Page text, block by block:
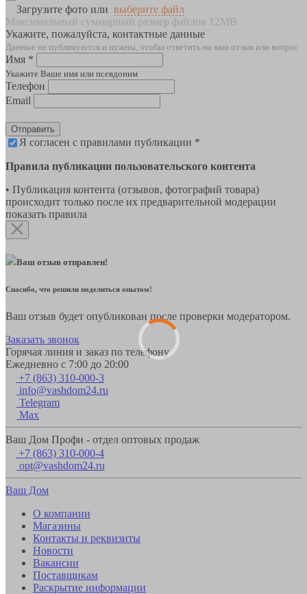
Загрузите фото или выберите файл
Максимальный суммарный размер файлов 12MB
Укажите, пожалуйста, контактные данные
Данные не публикуются и нужны, чтобы ответить на ваш отзыв или вопрос
Имя *
Укажите Ваше имя или псевдоним
Телефон
Email
Отправить
Я согласен с правилами публикации *
Правила публикации пользовательского контента
• Публикация контента (отзывов, фотографий товара)
происходит только после их предварительной модерации
показать правила
Ваш отзыв отправлен!
Спасибо, что решили поделиться опытом!
Ваш отзыв будет опубликован после проверки модератором.
Заказать звонок
Горячая линия и заказ по телефону
Ежедневно с 7:00 до 20:00
+7 (863) 310-000-3
info@vashdom24.ru
Telegram
Max
Ваш Дом Профи - отдел оптовых продаж
+7 (863) 310-000-4
opt@vashdom24.ru
Ваш Дом
О компании
Магазины
Контакты и реквизиты
Новости
Вакансии
Поставщикам
Раскрытие информации